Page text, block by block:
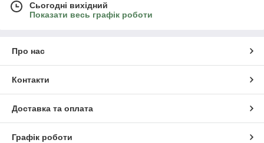
Сьогодні вихідний
Показати весь графік роботи
Про нас
Контакти
Доставка та оплата
Графік роботи